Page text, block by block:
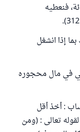
فنعطيه
إذا انشغل
في مال محجوره
: أخذ أقل
لقوله تعالى : (ومن